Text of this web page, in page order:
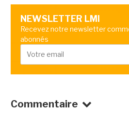
NEWSLETTER LMI
Recevez notre newsletter
abonnés
Commentaire